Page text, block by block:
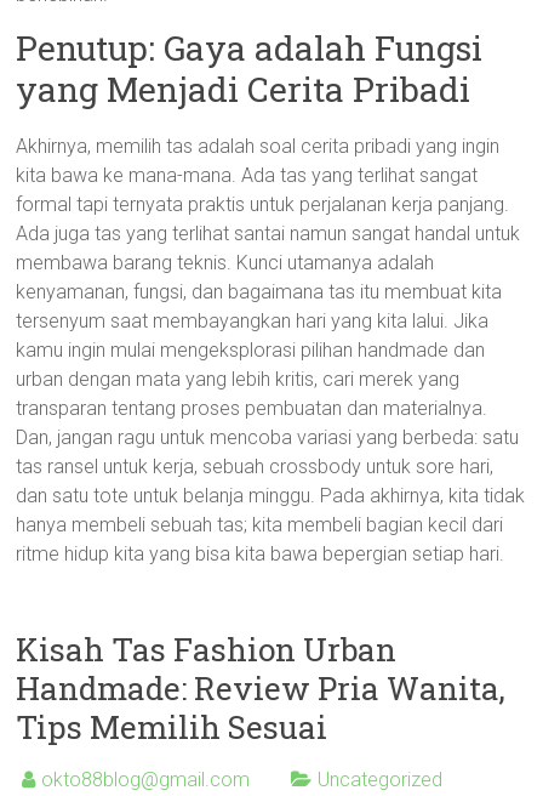
Penutup: Gaya adalah Fungsi
yang Menjadi Cerita Pribadi
Akhirnya, memilih tas adalah soal cerita pribadi yang ingin
kita bawa ke mana-mana. Ada tas yang terlihat sangat
formal tapi ternyata praktis untuk perjalanan kerja panjang.
Ada juga tas yang terlihat santai namun sangat handal untuk
membawa barang teknis. Kunci utamanya adalah
kenyamanan, fungsi, dan bagaimana tas itu membuat kita
tersenyum saat membayangkan hari yang kita lalui. Jika
kamu ingin mulai mengeksplorasi pilihan handmade dan
urban dengan mata yang lebih kritis, cari merek yang
transparan tentang proses pembuatan dan materialnya.
Dan, jangan ragu untuk mencoba variasi yang berbeda: satu
tas ransel untuk kerja, sebuah crossbody untuk sore hari,
dan satu tote untuk belanja minggu. Pada akhirnya, kita tidak
hanya membeli sebuah tas; kita membeli bagian kecil dari
ritme hidup kita yang bisa kita bawa bepergian setiap hari.
Kisah Tas Fashion Urban
Handmade: Review Pria Wanita,
Tips Memilih Sesuai
okto88blog@gmail.com Uncategorized